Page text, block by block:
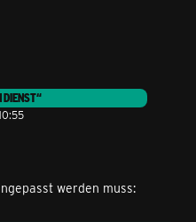
DIENST“
werden muss: